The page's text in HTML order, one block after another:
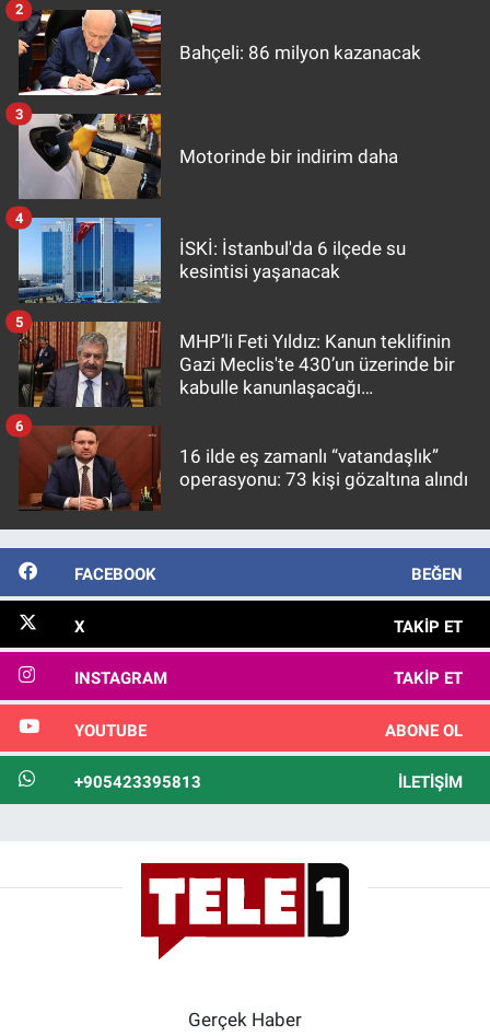
Bahçeli: 86 milyon kazanacak
2
Motorinde bir indirim daha
3
İSKİ: İstanbul'da 6 ilçede su
kesintisi yaşanacak
4
MHP’li Feti Yıldız: Kanun teklifinin
Gazi Meclis'te 430’un üzerinde bir
kabulle kanunlaşacağı
5
16 ilde eş zamanlı “vatandaşlık”
operasyonu: 73 kişi gözaltına alındı
6
FACEBOOK BEĞEN
X TAKIP ET
INSTAGRAM TAKIP ET
YOUTUBE ABONE OL
+905423395813 İLETIŞIM
Gerçek Haber